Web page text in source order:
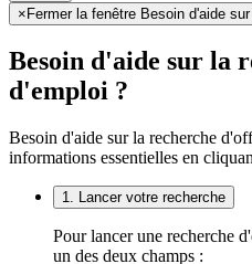
×Fermer la fenêtre Besoin d'aide
Besoin d'aide sur la
d'emploi ?
Besoin d'aide sur la recherche
informations essentielles en
1. Lancer votre recherche
Pour lancer une recherche
un des deux champs :